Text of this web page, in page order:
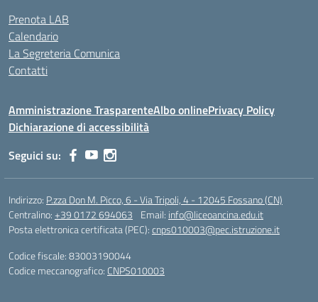
Prenota LAB
Calendario
La Segreteria Comunica
Contatti
Amministrazione TrasparenteAlbo onlinePrivacy Policy
Dichiarazione di accessibilità
Seguici su:
Indirizzo: P.zza Don M. Picco, 6 - Via Tripoli, 4 - 12045 Fossano (CN)
Centralino:+39 0172 694063 Email: info@liceoancina.edu.it
Posta elettronica certificata (PEC):cnps010003@pec.istruzione.it
Codice fiscale: 83003190044
Codice meccanografico: CNPS010003